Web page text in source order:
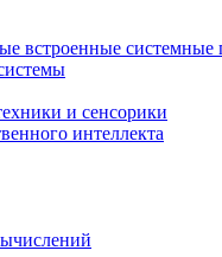
встроенные системные
и сенсорики
интеллекта